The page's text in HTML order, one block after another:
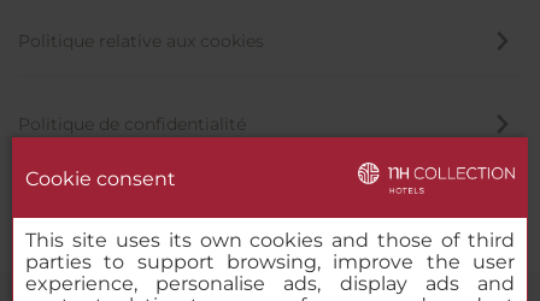
Politique relative aux cookies
Politique de confidentialité
Cookie consent
This site uses its own cookies and those of third
parties to support browsing, improve the user
experience, personalise ads, display ads and